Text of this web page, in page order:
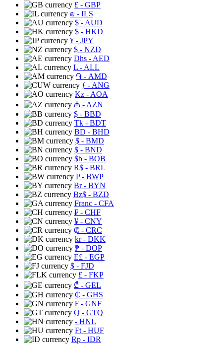
£ - GBP
₪ - ILS
$ - AUD
$ - HKD
¥ - JPY
$ - NZD
Dhs - AED
L - ALL
֏ - AMD
ƒ - ANG
Kz - AOA
₼ - AZN
$ - BBD
Tk - BDT
BD - BHD
$ - BMD
$ - BND
$b - BOB
R$ - BRL
P- BWP
Br- BYN
Bz$ - BZD
Franc - CFA
₣ - CHF
¥ - CNY
₡ - CRC
kr- DKK
₱ - DOP
E£ - EGP
$ - FJD
£ - FKP
₾ - GEL
₵ - GHS
₣ - GNF
Q - GTQ
- HNL
Ft - HUF
Rp - IDR